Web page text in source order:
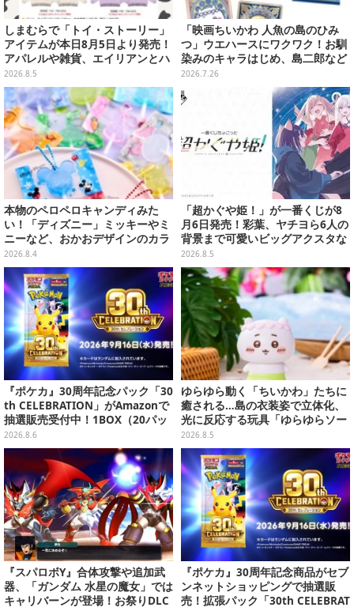
しまむらで「トイ・ストーリー」
アイテムが本日8月5日より発売！
アパレルや雑貨、エイリアンとハ
ムのダイカットクッションなど盛
りだくさん
2026.8.5
「映画ちいかわ 人魚の島のひみ
つ」ウエハースにワクワク！お馴
染みのキャラはじめ、島二郎など
セイレーン編カード全22種
2026.7.26
本物のペロペロキャンディみた
い！「ディズニー」ミッキーやミ
ニーなど、おかおデザインのカラ
フルチャーム全10種が8月31日発
売
2026.8.4
「超かぐや姫！」が一番くじが8
月6日発売！彩葉、ヤチヨら6人の
背景まで可愛いビッグアクスタな
ど
2026.8.5
『ポケカ』30周年記念パック「30
th CELEBRATION」がAmazonで
抽選販売受付中！1BOX（20パッ
ク入り）
2026.8.6
ゆらゆら動く「ちいかわ」たちに
癒される…島の衣装姿で立体化、
光に反応する玩具「ゆらゆらソー
ラー」全8種が全国アミューズメ
ント施設にて展開
2026.8.5
『スパロボY』合体攻撃や追加武
器、「ガンダム 水星の魔女」では
キャリバーンが登場！お祭りDLC
『ポケカ』30周年記念商品がセブ
ンネットショッピングで抽選販
売！拡張パック「30th CELEBRAT